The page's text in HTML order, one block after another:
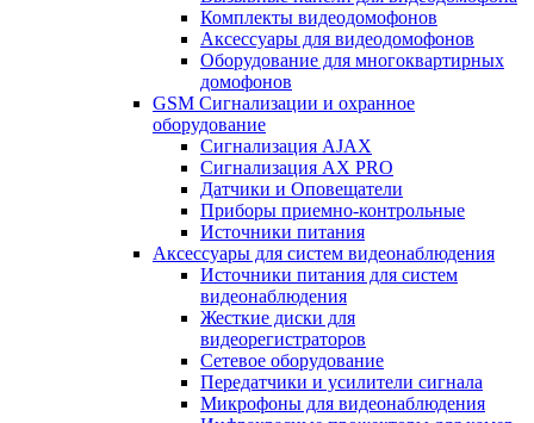
Комплекты видеодомофонов
Аксессуары для видеодомофонов
Оборудование для многоквартирных
домофонов
GSM Сигнализации и охранное
оборудование
Сигнализация AJAX
Сигнализация AX PRO
Датчики и Оповещатели
Приборы приемно-контрольные
Источники питания
Аксессуары для систем видеонаблюдения
Источники питания для систем
видеонаблюдения
Жесткие диски для
видеорегистраторов
Сетевое оборудование
Передатчики и усилители сигнала
Микрофоны для видеонаблюдения